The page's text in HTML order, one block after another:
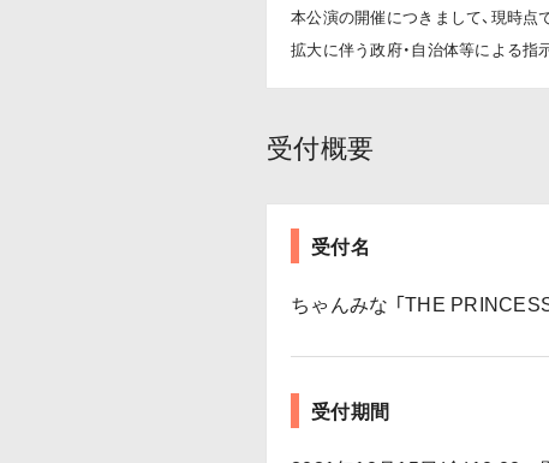
本公演の開催につきまして、現時
拡大に伴う政府・自治体等による
受付概要
受付名
ちゃんみな 「THE
受付期間